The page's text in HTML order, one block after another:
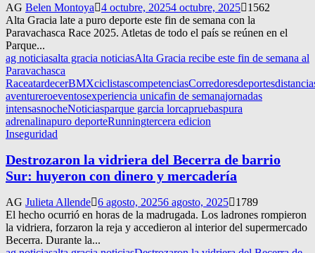
AG Belen Montoya 4 octubre, 20254 octubre, 2025
1562
Alta Gracia late a puro deporte este fin de semana con la
Paravachasca Race 2025. Atletas de todo el país se reúnen en el
Parque...
ag noticiasalta gracia noticiasAlta Gracia recibe este fin de semana al
Paravachasca
RaceatardecerBMXciclistascompetenciasCorredoresdeportes
aventureroeventosexperiencia unicafin de semanajornadas
intensasnocheNoticiasparque garcia lorcapruebaspura
adrenalinapuro deporteRunningtercera edicion
Inseguridad
Destrozaron la vidriera del Becerra de barrio
Sur: huyeron con dinero y mercadería
AG Julieta Allende 6 agosto, 20256 agosto, 2025
1789
El hecho ocurrió en horas de la madrugada. Los ladrones rompieron
la vidriera, forzaron la reja y accedieron al interior del supermercado
Becerra. Durante la...